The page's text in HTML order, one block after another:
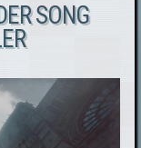
SONG